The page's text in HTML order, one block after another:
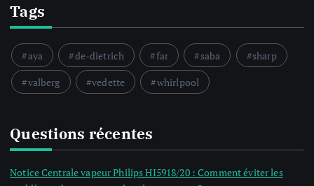
Tags
aya de-dietrich far saba
sharp
valberg
vedette whirlpool
Questions récentes
Notice Centrale vapeur Philips HI5918/20 : Comment éviter les